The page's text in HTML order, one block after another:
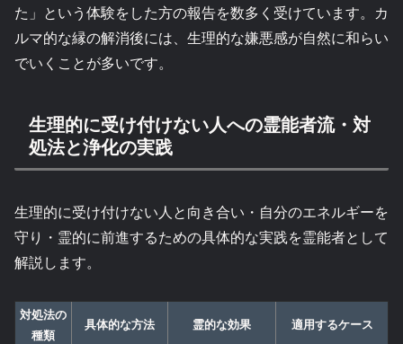
た」という体験をした方の報告を数多く受けています。カ
ルマ的な縁の解消後には、生理的な嫌悪感が自然に和らい
でいくことが多いです。
生理的に受け付けない人への霊能者流・対
処法と浄化の実践
生理的に受け付けない人と向き合い・自分のエネルギーを
守り・霊的に前進するための具体的な実践を霊能者として
解説します。
対処法の
種類
具体的な方法 霊的な効果 適用するケース